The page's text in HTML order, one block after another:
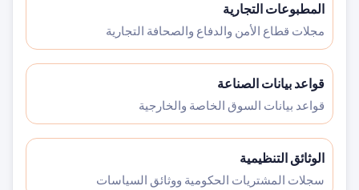
المطبوعات التجارية
مجلات قطاع الأمن والدفاع والصحافة التجارية
قواعد بيانات الصناعة
قواعد بيانات السوق الخاصة والخارجية
الوثائق التنظيمية
سجلات المشتريات الحكومية ووثائق السياسات